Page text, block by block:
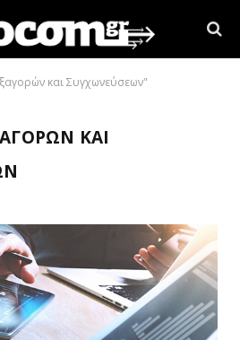
και Συγχωνεύσεων"
ΚΑΙ